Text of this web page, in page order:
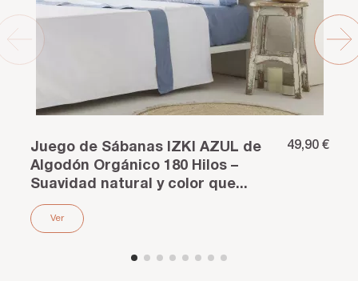
Juego de Sábanas IZKI AZUL de
Algodón Orgánico 180 Hilos –
Suavidad natural y color que...
49,90 €
Ver